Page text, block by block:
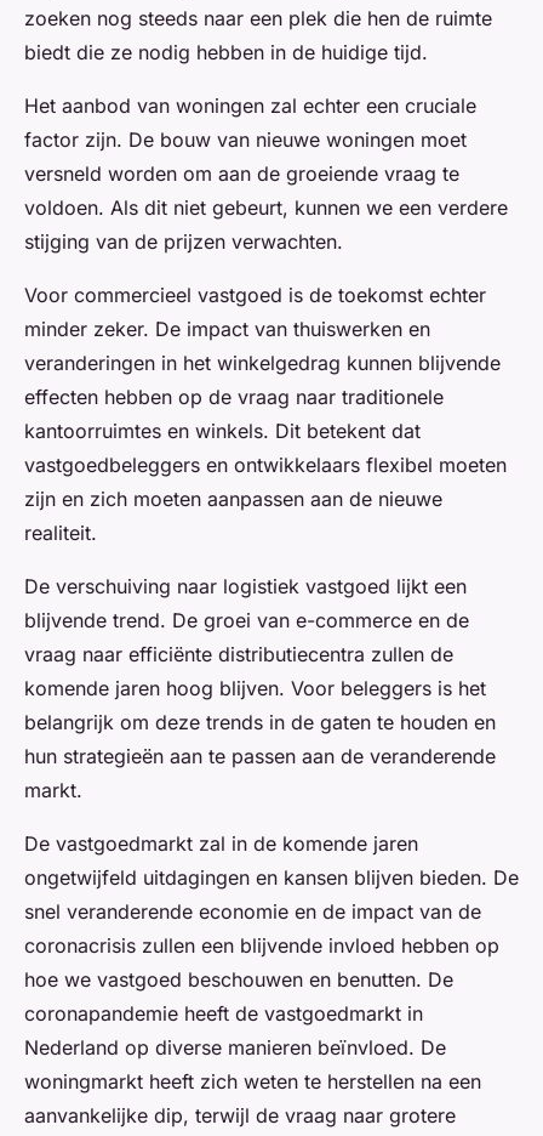
zoeken nog steeds naar een plek die hen de ruimte
biedt die ze nodig hebben in de huidige tijd.
Het aanbod van woningen zal echter een cruciale
factor zijn. De bouw van nieuwe woningen moet
versneld worden om aan de groeiende vraag te
voldoen. Als dit niet gebeurt, kunnen we een verdere
stijging van de prijzen verwachten.
Voor commercieel vastgoed is de toekomst echter
minder zeker. De impact van thuiswerken en
veranderingen in het winkelgedrag kunnen blijvende
effecten hebben op de vraag naar traditionele
kantoorruimtes en winkels. Dit betekent dat
vastgoedbeleggers en ontwikkelaars flexibel moeten
zijn en zich moeten aanpassen aan de nieuwe
realiteit.
De verschuiving naar logistiek vastgoed lijkt een
blijvende trend. De groei van e-commerce en de
vraag naar efficiënte distributiecentra zullen de
komende jaren hoog blijven. Voor beleggers is het
belangrijk om deze trends in de gaten te houden en
hun strategieën aan te passen aan de veranderende
markt.
De vastgoedmarkt zal in de komende jaren
ongetwijfeld uitdagingen en kansen blijven bieden. De
snel veranderende economie en de impact van de
coronacrisis zullen een blijvende invloed hebben op
hoe we vastgoed beschouwen en benutten. De
coronapandemie heeft de vastgoedmarkt in
Nederland op diverse manieren beïnvloed. De
woningmarkt heeft zich weten te herstellen na een
aanvankelijke dip, terwijl de vraag naar grotere